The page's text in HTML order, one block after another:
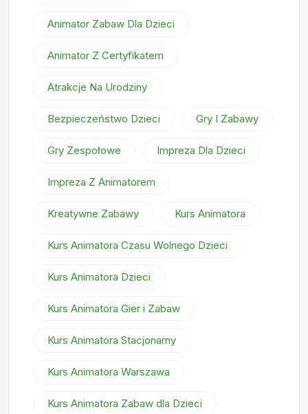
Animator Zabaw Dla Dzieci
Animator Z Certyfikatem
Atrakcje Na Urodziny
Bezpieczeństwo Dzieci Gry I Zabawy
Gry Zespołowe Impreza Dla Dzieci
Impreza Z Animatorem
Kreatywne Zabawy Kurs Animatora
Kurs Animatora Czasu Wolnego Dzieci
Kurs Animatora Dzieci
Kurs Animatora Gier i Zabaw
Kurs Animatora Stacjonarny
Kurs Animatora Warszawa
Kurs Animatora Zabaw dla Dzieci